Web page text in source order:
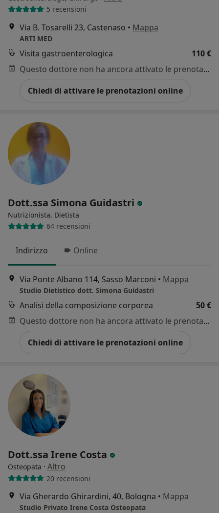
5 recensioni
Via B. Tosarelli 23, Castenaso • Mappa
ARTI MED
Visita gastroenterologica
110 €
Questo dottore non ha ancora attivato le prenotazioni online presso questo indirizzo.
Chiedi di attivare le prenotazioni online
Dott.ssa Simona Guidastri
Nutrizionista, Dietista
64 recensioni
Indirizzo Online
Via Ponte Albano 114, Sasso Marconi • Mappa
Studio Dietistico dott. Simona Guidastri
Analisi della composizione corporea
50 €
Questo dottore non ha ancora attivato le prenotazioni online presso questo indirizzo.
Chiedi di attivare le prenotazioni online
Dott.ssa Irene Costa
Osteopata · Altro
20 recensioni
Via Gherardo Ghirardini, 40, Bologna • Mappa
Studio Privato Irene Costa Osteopata